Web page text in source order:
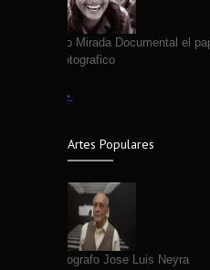
VII Coloquio Mirada Documental el
quehacer fotografico
Leer más →
Artes Populares
Fallece Fotografo Jose Luis Neyra